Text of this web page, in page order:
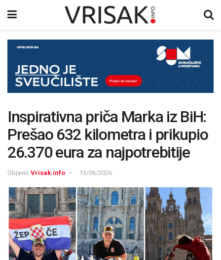
Inspirativna priča Marka iz BiH:
Prešao 632 kilometra i prikupio
26.370 eura za najpotrebitije
Objavio Vrisak.info 13/06/2026